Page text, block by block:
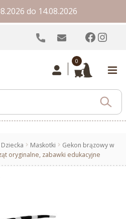
do 14.08.2026
0
Maskotki
Gekon brązowy w
oryginalne, zabawki edukacyjne